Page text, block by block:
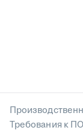
Требования к ПО